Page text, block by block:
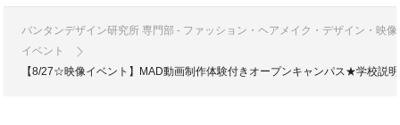
バンタンデザイン研究所 専門部 - ファッション・ヘアメイク・デザイン・映
イベント
【8/27☆映像イベント】MAD動画制作体験付きオープンキャンパス★学校説